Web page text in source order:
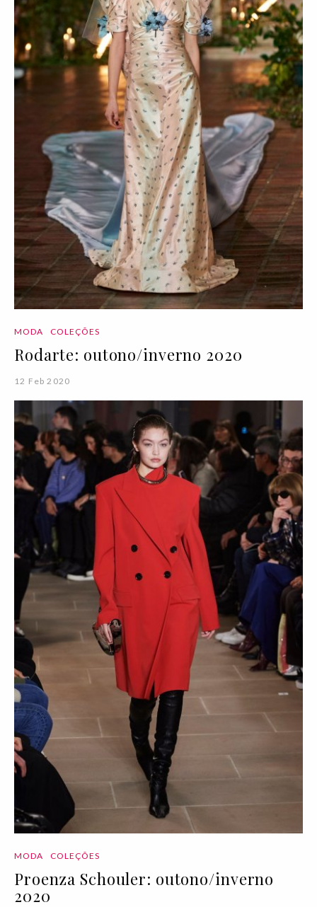
MODA COLEÇÕES
Rodarte: outono/inverno 2020
12 Feb 2020
MODA COLEÇÕES
Proenza Schouler: outono/inverno
2020